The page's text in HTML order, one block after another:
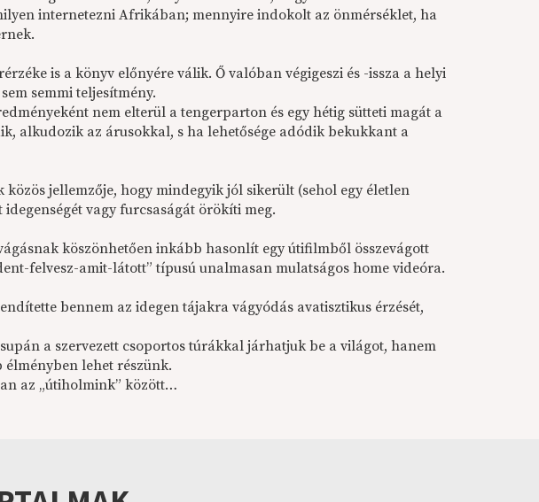
internetezni Afrikában; mennyire indokolt az önmérséklet, ha
is a könyv előnyére válik. Ő valóban végigeszi és -issza a helyi
semmi teljesítmény.
nem elterül a tengerparton és egy hétig sütteti magát a
alkudozik az árusokkal, s ha lehetősége adódik bekukkant a
jellemzője, hogy mindegyik jól sikerült (sehol egy életlen
vagy furcsaságát örökíti meg.
köszönhetően inkább hasonlít egy útifilmből összevágott
felvesz-amit-látott” típusú unalmasan mulatságos home videóra.
bennem az idegen tájakra vágyódás avatisztikus érzését,
a szervezett csoportos túrákkal járhatjuk be a világot, hanem
lehet részünk.
az „útiholmink” között…